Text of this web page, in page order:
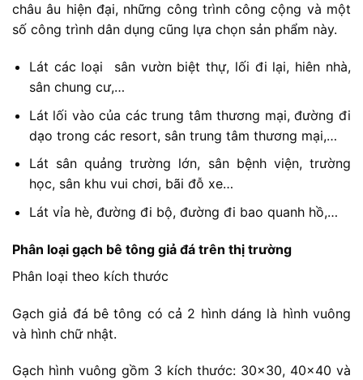
châu âu hiện đại, những công trình công cộng và một
số công trình dân dụng cũng lựa chọn sản phẩm này.
Lát các loại sân vườn biệt thự, lối đi lại, hiên nhà,
sân chung cư,…
Lát lối vào của các trung tâm thương mại, đường đi
dạo trong các resort, sân trung tâm thương mại,…
Lát sân quảng trường lớn, sân bệnh viện, trường
học, sân khu vui chơi, bãi đỗ xe…
Lát vỉa hè, đường đi bộ, đường đi bao quanh hồ,…
Phân loại gạch bê tông giả đá trên thị trường
Phân loại theo kích thước
Gạch giả đá bê tông có cả 2 hình dáng là hình vuông
và hình chữ nhật.
Gạch hình vuông gồm 3 kích thước: 30×30, 40×40 và